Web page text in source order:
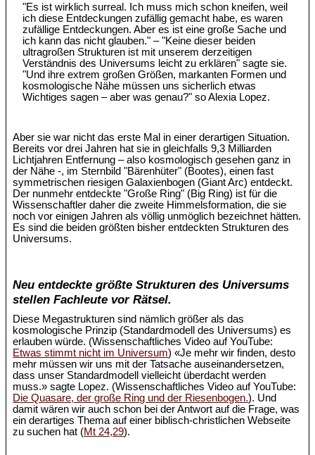
"Es ist wirklich surreal. Ich muss mich schon kneifen, weil
ich diese Entdeckungen zufällig gemacht habe, es waren
zufällige Entdeckungen. Aber es ist eine große Sache und
ich kann das nicht glauben." – "Keine dieser beiden
ultragroßen Strukturen ist mit unserem derzeitigen
Verständnis des Universums leicht zu erklären" sagte sie.
"Und ihre extrem großen Größen, markanten Formen und
kosmologische Nähe müssen uns sicherlich etwas
Wichtiges sagen – aber was genau?" so Alexia Lopez.
Aber sie war nicht das erste Mal in einer derartigen Situation.
Bereits vor drei Jahren hat sie in gleichfalls 9,3 Milliarden
Lichtjahren Entfernung – also kosmologisch gesehen ganz in
der Nähe -, im Sternbild "Bärenhüter" (Bootes), einen fast
symmetrischen riesigen Galaxienbogen (Giant Arc) entdeckt.
Der nunmehr entdeckte "Große Ring" (Big Ring) ist für die
Wissenschaftler daher die zweite Himmelsformation, die sie
noch vor einigen Jahren als völlig unmöglich bezeichnet hätten.
Es sind die beiden größten bisher entdeckten Strukturen des
Universums.
Neu entdeckte größte Strukturen des Universums
stellen Fachleute vor Rätsel.
Diese Megastrukturen sind nämlich größer als das
kosmologische Prinzip (Standardmodell des Universums) es
erlauben würde. (Wissenschaftliches Video auf YouTube:
Etwas stimmt nicht im Universum) «Je mehr wir finden, desto
mehr müssen wir uns mit der Tatsache auseinandersetzen,
dass unser Standardmodell vielleicht überdacht werden
muss.» sagte Lopez. (Wissenschaftliches Video auf YouTube:
Die Quasare, der große Ring und der Riesenbogen.). Und
damit wären wir auch schon bei der Antwort auf die Frage, was
ein derartiges Thema auf einer biblisch-christlichen Webseite
zu suchen hat (Mt 24,29).